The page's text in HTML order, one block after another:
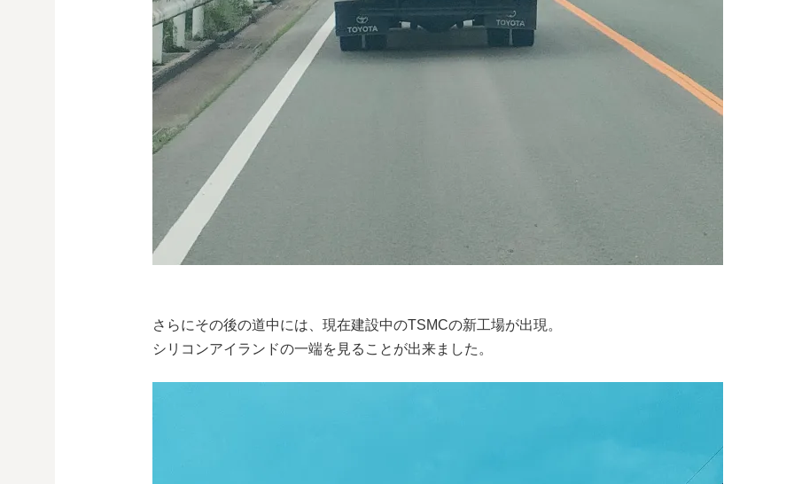
さらにその後の道中には、現在建設中のTSMCの新工場が出現。
シリコンアイランドの一端を見ることが出来ました。